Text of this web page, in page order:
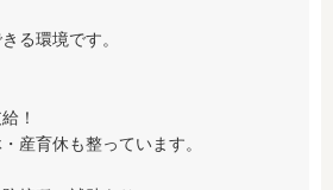
る環境です。
！
産育休も整っています。
土日祝休み